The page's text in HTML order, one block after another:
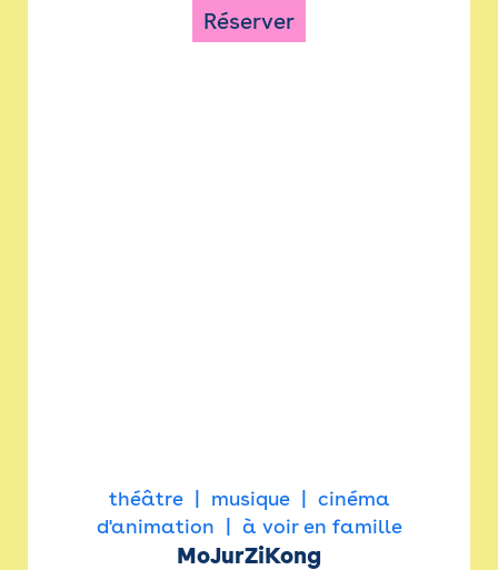
Réserver
théâtre musique
cinéma
d'animation
à voir en famille
MoJurZiKong